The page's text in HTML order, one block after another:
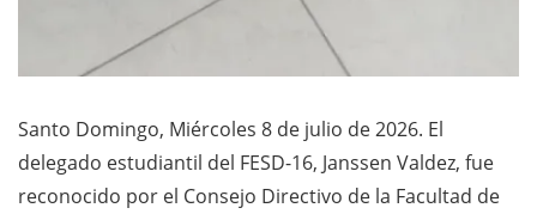
Santo Domingo, Miércoles 8 de julio de 2026. El
delegado estudiantil del FESD-16, Janssen Valdez, fue
reconocido por el Consejo Directivo de la Facultad de